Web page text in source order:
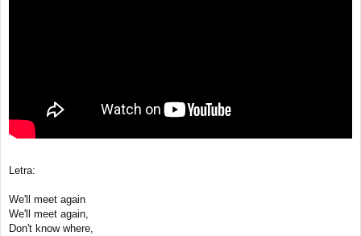
Letra:
We'll meet again
We'll meet again,
Don't know where,